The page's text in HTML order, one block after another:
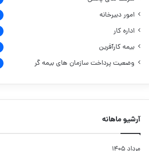
امور دبیرخانه
اداره کار
بیمه کارآفرین
وضعیت پرداخت سازمان های بیمه گر
آرشیو ماهانه